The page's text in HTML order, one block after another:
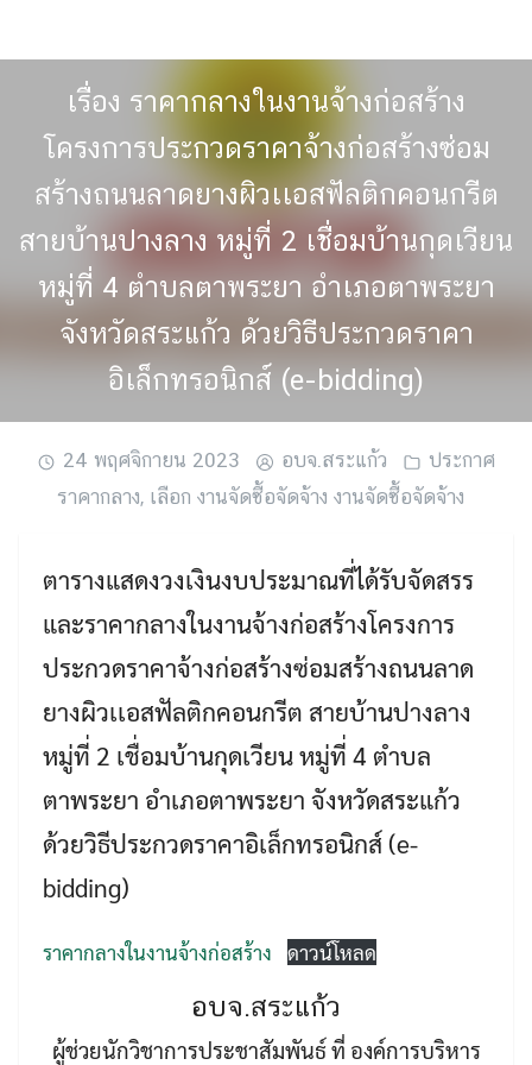
Search
Search
เรื่อง ราคากลางในงานจ้างก่อสร้าง
โครงการประกวดราคาจ้างก่อสร้างซ่อม
สร้างถนนลาดยางผิวเเอสฟัลติกคอนกรีต
สายบ้านปางลาง หมู่ที่ 2 เชื่อมบ้านกุดเวียน
หมู่ที่ 4 ตำบลตาพระยา อำเภอตาพระยา
จังหวัดสระแก้ว ด้วยวิธีประกวดราคา
อิเล็กทรอนิกส์ (e-bidding)
24 พฤศจิกายน 2023 อบจ.สระแก้ว
ประกาศ
ราคากลาง, เลือก งานจัดซื้อจัดจ้าง งานจัดซื้อจัดจ้าง
ตารางแสดงวงเงินงบประมาณที่ได้รับจัดสรร
และราคากลางในงานจ้างก่อสร้างโครงการ
ประกวดราคาจ้างก่อสร้างซ่อมสร้างถนนลาด
ยางผิวเเอสฟัลติกคอนกรีต สายบ้านปางลาง
หมู่ที่ 2 เชื่อมบ้านกุดเวียน หมู่ที่ 4 ตำบล
ตาพระยา อำเภอตาพระยา จังหวัดสระแก้ว
ด้วยวิธีประกวดราคาอิเล็กทรอนิกส์ (e-
bidding)
ราคากลางในงานจ้างก่อสร้าง ดาวน์โหลด
อบจ.สระแก้ว
ผู้ช่วยนักวิชาการประชาสัมพันธ์ ที่ องค์การบริหาร